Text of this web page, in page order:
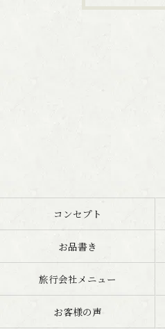
コンセプト
お品書き
旅行会社メニュー
お客様の声